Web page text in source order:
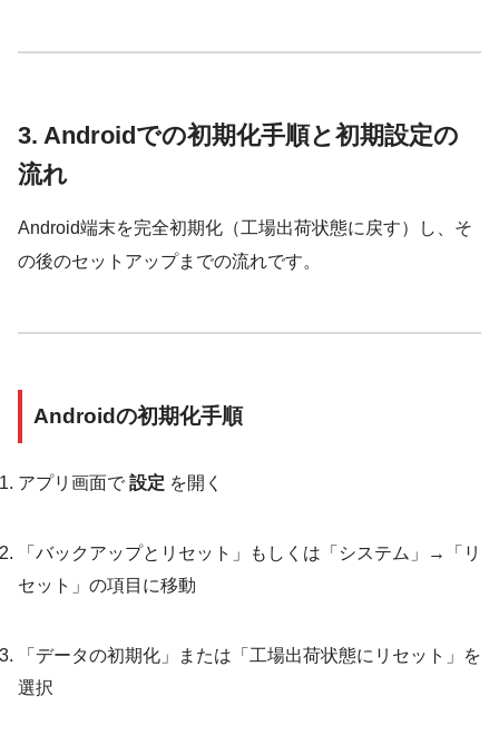
3. Androidでの初期化手順と初期設定の
流れ
Android端末を完全初期化（工場出荷状態に戻す）し、そ
の後のセットアップまでの流れです。
Androidの初期化手順
アプリ画面で 設定 を開く
「バックアップとリセット」もしくは「システム」→「リ
セット」の項目に移動
「データの初期化」または「工場出荷状態にリセット」を
選択